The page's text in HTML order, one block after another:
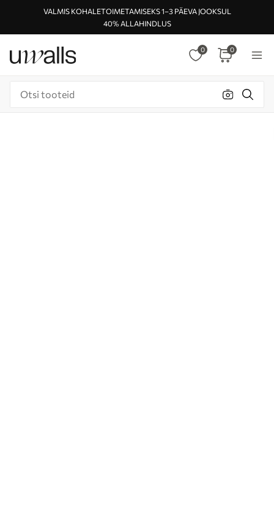
VALMIS KOHALETOIMETAMISEKS 1–3 PÄEVA JOOKSUL
40% ALLAHINDLUS
0 0